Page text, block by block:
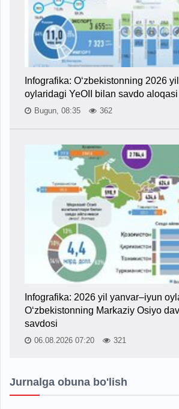
Infografika: O‘zbekistonning 2026
oylaridagi YeOII bilan savdo aloqasi
Bugun, 08:35 362
Infografika: 2026 yil yanvar–iyun
O‘zbekistonning Markaziy Osiyo
savdosi
06.08.2026 07:20 321
Jurnalga obuna bo'lish